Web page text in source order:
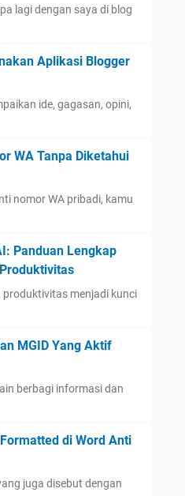
lagi dengan saya di blog
Aplikasi Blogger
ide, gagasan, opini,
WA Tanpa Diketahui
nomor WA pribadi, kamu
Panduan Lengkap
produktivitas menjadi kunci
MGID Yang Aktif
berbagi informasi dan
di Word Anti
juga disebut dengan